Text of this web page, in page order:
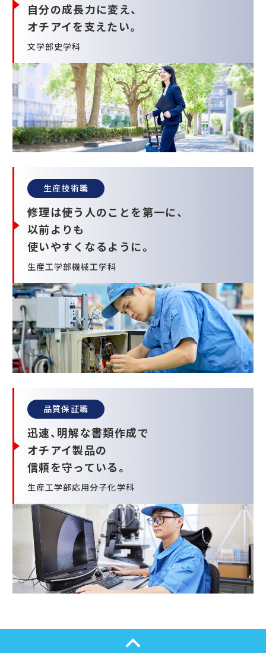
自分の成長力に変え、
オチアイを支えたい。
文学部史学科
生産技術職
修理は使う人のことを第一に、
以前よりも
使いやすくなるように。
生産工学部機械工学科
品質保証職
迅速、明解な書類作成で
オチアイ製品の
信頼を守っている。
生産工学部応用分子化学科